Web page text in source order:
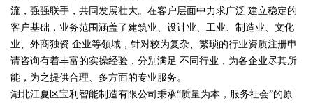
流，强强联手，共同发展壮大。在客户层面中力求广泛 建立稳定的
客户基础，业务范围涵盖了建筑业、设计业、工业、制造业、文化
业、外商独资 企业等领域，针对较为复杂、繁琐的行业资质注册申
请咨询有着丰富的实操经验，分别满足 不同行业，为各企业尽其所
能，为之提供合理、多方面的专业服务。
湖北江夏区宝利智能制造有限公司秉承“质量为本，服务社会”的原